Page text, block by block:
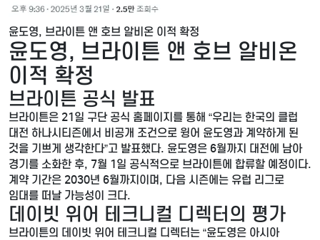
윤도영, 브라이튼 앤 호브 알비온 이적 확정
윤도영, 브라이튼 앤 호브 알비온
이적 확정
브라이튼 공식 발표
브라이튼은 21일 구단 공식 홈페이지를 통해 “우리는 한국의 클럽
대전 하나시티즌에서 비공개 조건으로 윙어 윤도영과 계약하게 된
것을 기쁘게 생각한다”고 발표했다. 윤도영은 6월까지 대전에 남아
경기를 소화한 후, 7월 1일 공식적으로 브라이튼에 합류할 예정이다.
계약 기간은 2030년 6월까지이며, 다음 시즌에는 유럽 리그로
임대를 떠날 가능성이 크다.
데이빗 위어 테크니컬 디렉터의 평가
브라이튼의 데이빗 위어 테크니컬 디렉터는 “윤도영은 아시아